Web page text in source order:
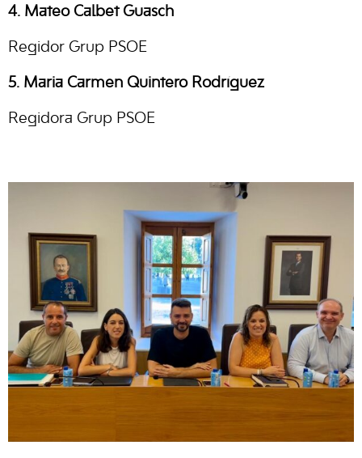
4. Mateo Calbet Guasch
Regidor Grup PSOE
5. Maria Carmen Quintero Rodríguez
Regidora Grup PSOE